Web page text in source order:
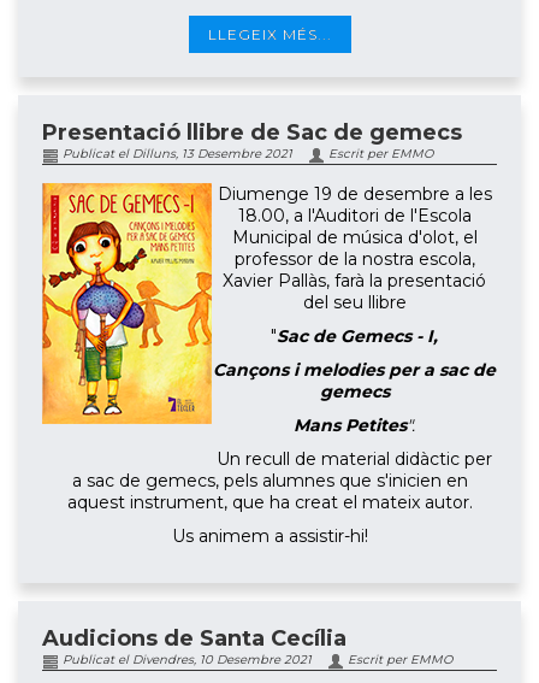
LLEGEIX MÉS...
Presentació llibre de Sac de gemecs
Publicat el Dilluns, 13 Desembre 2021 Escrit per EMMO
Diumenge 19 de desembre a les
18.00, a l'Auditori de l'Escola
Municipal de música d'olot, el
professor de la nostra escola,
Xavier Pallàs, farà la presentació
del seu llibre
"Sac de Gemecs - I,
Cançons i melodies per a sac de
gemecs
Mans Petites".
Un recull de material didàctic per
a sac de gemecs, pels alumnes que s'inicien en
aquest instrument, que ha creat el mateix autor.
Us animem a assistir-hi!
Audicions de Santa Cecília
Publicat el Divendres, 10 Desembre 2021 Escrit per EMMO